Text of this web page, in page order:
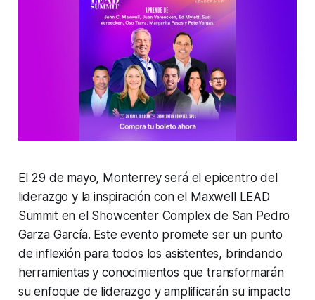
El 29 de mayo, Monterrey será el epicentro del
liderazgo y la inspiración con el Maxwell LEAD
Summit en el Showcenter Complex de San Pedro
Garza García. Este evento promete ser un punto
de inflexión para todos los asistentes, brindando
herramientas y conocimientos que transformarán
su enfoque de liderazgo y amplificarán su impacto